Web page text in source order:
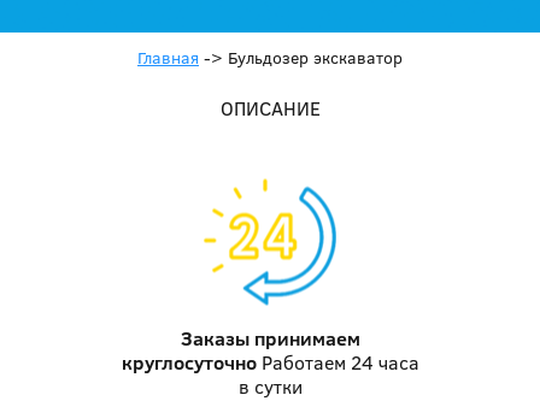
Главная -> Бульдозер экскаватор
ОПИСАНИЕ
Заказы принимаем
круглосуточно Работаем 24 часа
в сутки